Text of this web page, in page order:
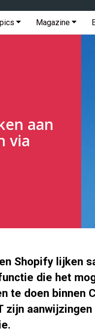
Magazine
aan
via
Shopify lijken
die het
te doen binnen
zijn